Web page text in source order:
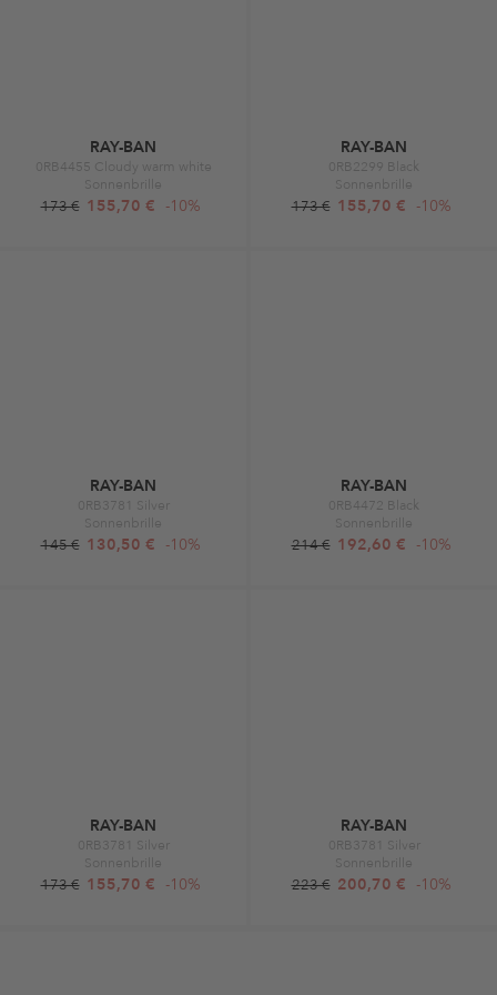
RAY-BAN
0RB4455 Cloudy warm white
Sonnenbrille
173 € 155,70 € -10%
RAY-BAN
0RB2299 Black
Sonnenbrille
173 € 155,70 € -10%
RAY-BAN
0RB3781 Silver
Sonnenbrille
145 € 130,50 € -10%
RAY-BAN
0RB4472 Black
Sonnenbrille
214 € 192,60 € -10%
RAY-BAN
0RB3781 Silver
Sonnenbrille
173 € 155,70 € -10%
RAY-BAN
0RB3781 Silver
Sonnenbrille
223 € 200,70 € -10%